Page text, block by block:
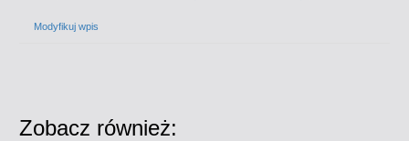
Modyfikuj wpis
Zobacz również: